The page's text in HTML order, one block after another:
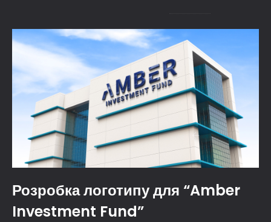
Розробка логотипу для “Amber
Investment Fund”